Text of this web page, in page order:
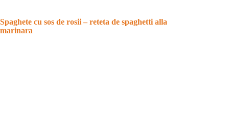
Spaghete cu sos de rosii – reteta de spaghetti alla
marinara